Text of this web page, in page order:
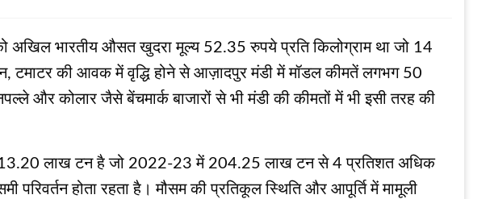
भारतीय औसत खुदरा मूल्य 52.35 रुपये प्रति किलोग्राम था जो 14
की आवक में वृद्धि होने से आज़ादपुर मंडी में मॉडल कीमतें लगभग 50
और कोलार जैसे बेंचमार्क बाजारों से भी मंडी की कीमतों में भी इसी तरह की
लाख टन है जो 2022-23 में 204.25 लाख टन से 4 प्रतिशत अधिक
परिवर्तन होता रहता है। मौसम की प्रतिकूल स्थिति और आपूर्ति में मामूली